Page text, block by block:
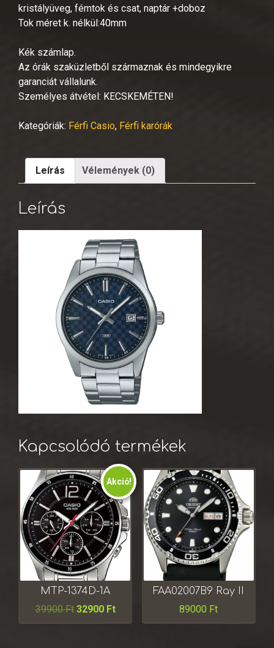
kristályüveg, fémtok és csat, naptár +doboz
Tok méret k. nélkül:40mm
Kék számlap.
Az órák szaküzletből származnak és mindegyikre
garanciát vállalunk.
Személyes átvétel: KECSKEMÉTEN!
Kategóriák: Férfi Casio, Férfi karórák
Leírás Vélemények (0)
Leírás
Kapcsolódó termékek
Akció!
MTP-1374D-1A
39900Ft 32900 Ft
FAA02007B9 Ray II
89000 Ft